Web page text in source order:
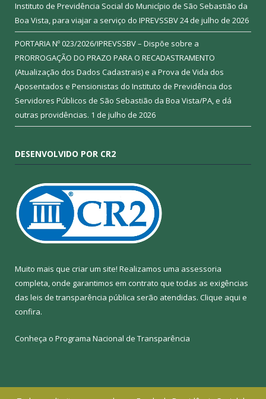
Instituto de Previdência Social do Município de São Sebastião da
Boa Vista, para viajar a serviço do IPREVSSBV24 de julho de 2026
PORTARIA Nº 023/2026/IPREVSSBV – Dispõe sobre a
PRORROGAÇÃO DO PRAZO PARA O RECADASTRAMENTO
(Atualização dos Dados Cadastrais) e a Prova de Vida dos
Aposentados e Pensionistas do Instituto de Previdência dos
Servidores Públicos de São Sebastião da Boa Vista/PA, e dá
outras providências. 1 de julho de 2026
DESENVOLVIDO POR CR2
Muito mais que criar um site! Realizamos uma assessoria
completa, onde garantimos em contrato que todas as exigências
das leis de transparência pública serão atendidas. Clique aqui e
confira.
Conheça o Programa Nacional de Transparência